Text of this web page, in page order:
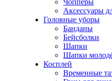
Аксессуары
Головные уборы
Банданы
Бейсболки
Шапки
Шапки
Косплей
Временные